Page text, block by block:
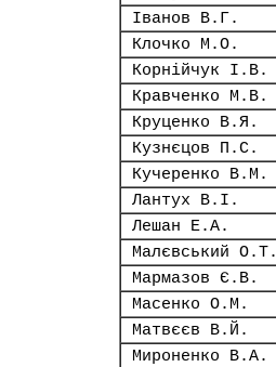
Іванов В.Г.
Клочко М.О.
Корнійчук І.В.
Кравченко М.В.
Круценко В.Я.
Кузнєцов П.С.
Кучеренко В.М.
Лантух В.І.
Лешан Е.А.
Малєвський О.Т.
Мармазов Є.В.
Масенко О.М.
Матвєєв В.Й.
Мироненко В.А.